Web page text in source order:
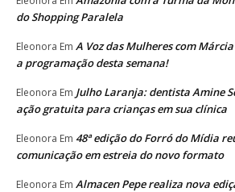
do Shopping Paralela
Eleonora Em A Voz das Mulheres com
a programação desta semana!
Eleonora Em Julho Laranja: dentista Amine
ação gratuita para crianças em sua clínica
Eleonora Em 48ª edição do Forró do Mídia
comunicação em estreia do novo formato
Eleonora Em Almacen Pepe realiza nova